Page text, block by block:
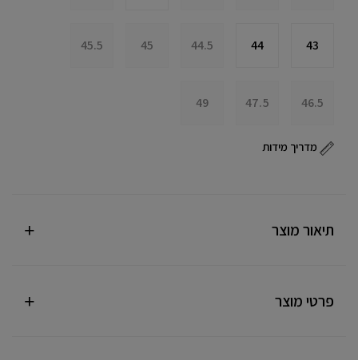
43
44
44.5
45
45.5
46.5
47.5
49
מדריך מידות
תיאור מוצר
פרטי מוצר